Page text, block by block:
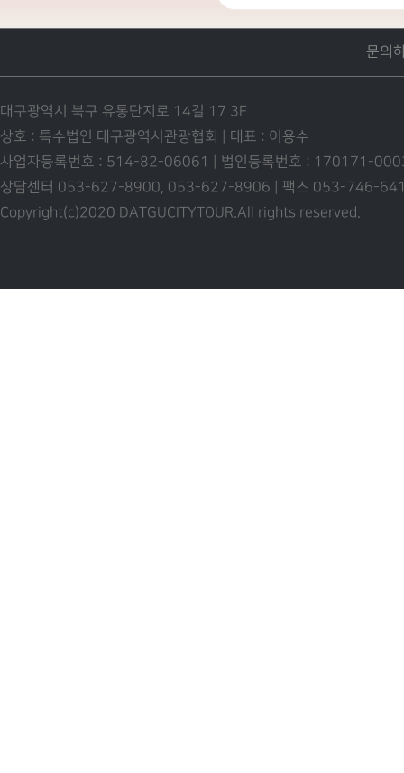
문의
대구광역시 북구 유통단지로 14길 17 3F
상호 : 특수법인 대구광역시관광협회 | 대표 : 이용수
사업자등록번호 : 514-82-06061 | 법인등록번호 : 170171-
상담센터 053-627-8900, 053-627-8906 | 팩스 053-746-
Copyright(c)2020 DATGUCITYTOUR.All rights reserved.